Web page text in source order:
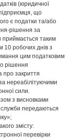
(юридичної
що
є податки та/або
рішення за
приймається таким
10 робочих днів з
цим податковим
рішення
про закриття
нереабілітуючими
сили.
з висновками
служби передаються
змісту:
перевірки